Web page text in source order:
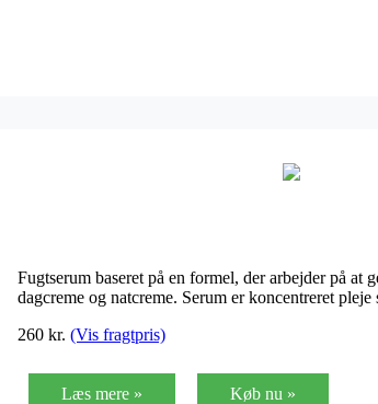
Fugtserum baseret på en formel, der arbejder på at
dagcreme og natcreme. Serum er koncentreret
260 kr. (Vis fragtpris)
Læs mere » Køb nu »